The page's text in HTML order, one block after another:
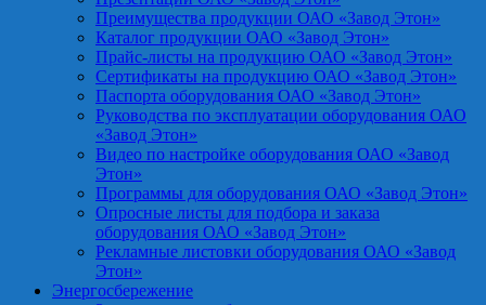
Преимущества продукции ОАО «Завод Этон»
Каталог продукции ОАО «Завод Этон»
Прайс-листы на продукцию ОАО «Завод Этон»
Сертификаты на продукцию ОАО «Завод Этон»
Паспорта оборудования ОАО «Завод Этон»
Руководства по эксплуатации оборудования ОАО
«Завод Этон»
Видео по настройке оборудования ОАО «Завод
Этон»
Программы для оборудования ОАО «Завод Этон»
Опросные листы для подбора и заказа
оборудования ОАО «Завод Этон»
Рекламные листовки оборудования ОАО «Завод
Этон»
Энергосбережение